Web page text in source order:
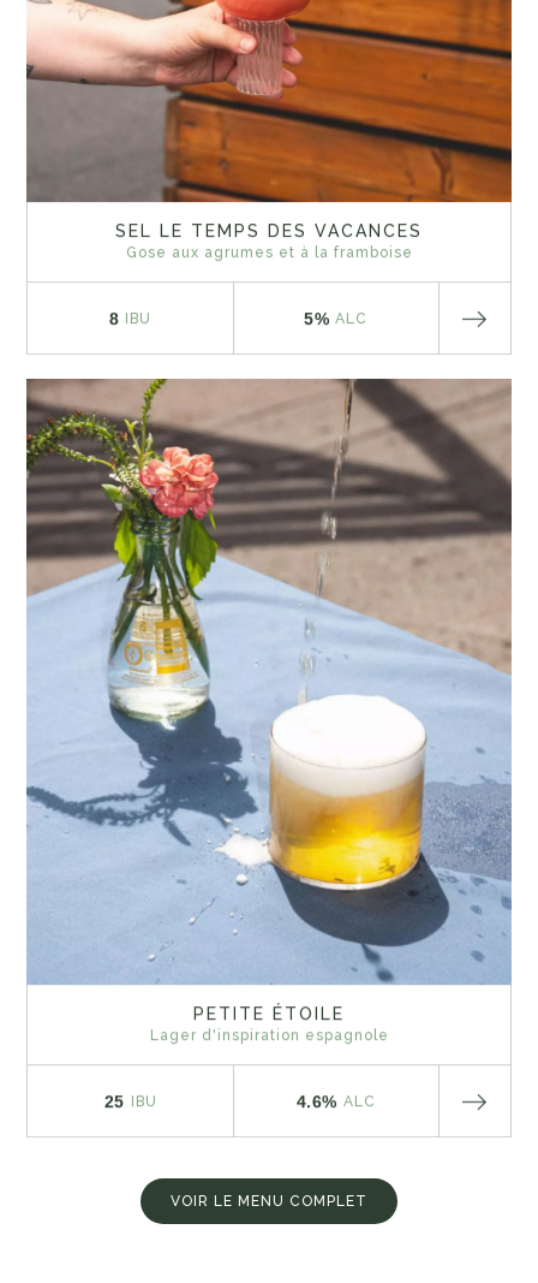
SEL LE TEMPS DES VACANCES
Gose aux agrumes et à la framboise
8 IBU 5% ALC
PETITE ÉTOILE
Lager d'inspiration espagnole
25 IBU 4.6% ALC
VOIR LE MENU COMPLET